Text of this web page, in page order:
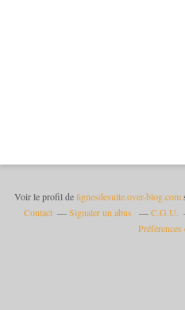
Voir le profil delignesdesuite.over-blog.com
Contact
Signaler un abus C.G.U.
Préférences